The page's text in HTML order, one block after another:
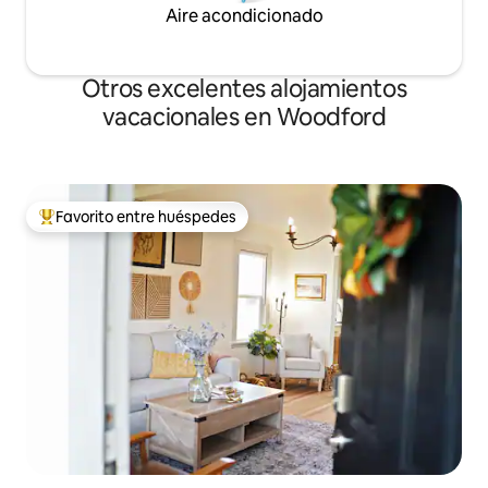
Aire acondicionado
Otros excelentes alojamientos
vacacionales en Woodford
De los mejores en Favorito entre huéspedes
Favorito entre huéspedes